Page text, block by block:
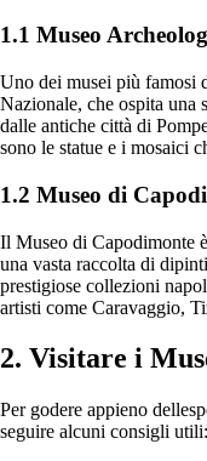
1.1 Museo
Uno dei musei più famosi
Nazionale, che ospita una
dalle antiche città di
sono le statue e i mosaici
1.2 Museo di
Il Museo di Capodimonte
una vasta raccolta di
prestigiose collezioni
artisti come Caravaggio,
2. Visitare i
Per godere appieno
seguire alcuni consigli utili: